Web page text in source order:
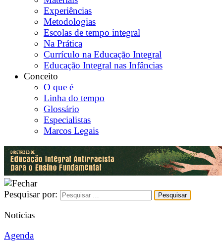
Experiências
Metodologias
Escolas de tempo integral
Na Prática
Currículo na Educação Integral
Educação Integral nas Infâncias
Conceito
O que é
Linha do tempo
Glossário
Especialistas
Marcos Legais
Pesquisar por:
Notícias
Agenda